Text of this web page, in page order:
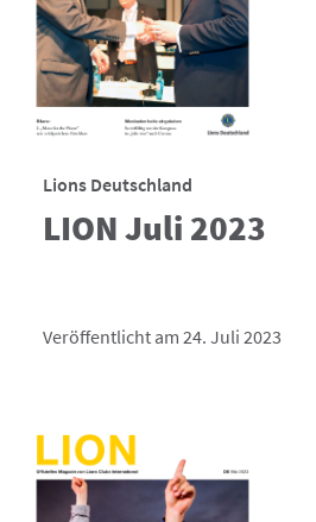
Lions Deutschland
LION Juli 2023
Veröffentlicht am 24. Juli 2023